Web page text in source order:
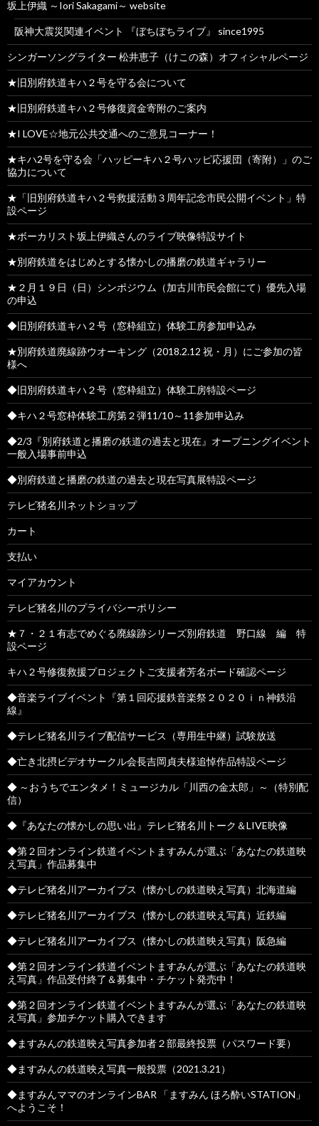
坂上伊織 ～Iori Sakagami～ website
阪神大震災関連イベント 『ぼちぼちライブ』 since1995
シンガーソングライター 松井恵子（けこの森）オフィシャルページ
★旧別府鉄道キハ２号を守る会について
★旧別府鉄道キハ２号修復資金寄附のご案内
★I LOVE☆地元公共交通へのご意見コーナー！
★キハ2号を守る会「ハッピーキハ２号ハッピ応援団（寄附）」のご
協力について
★「旧別府鉄道キハ２号救援活動３周年記念市民公開イベント」特
設ページ
★ボーカリスト坂上伊織さんのライブ映像特設サイト
★別府鉄道をはじめとする懐かしの播磨の鉄道ギャラリー
★２月１９日（日）シンポジウム（加古川市民会館にて）優先入場
の申込
◆旧別府鉄道キハ２号（窓枠組立）体験工房参加申込み
★別府鉄道廃線跡ウオーキング（2018.2.12 祝・月）にご参加の皆
様へ
◆旧別府鉄道キハ２号（窓枠組立）体験工房特設ページ
◆キハ２号窓枠体験工房第２弾11/10～11参加申込み
◆2/3『別府鉄道と播磨の鉄道の過去と現在』オープニングイベント
一般入場事前申込
◆別府鉄道と播磨の鉄道の過去と現在写真展特設ページ
テレビ猪名川ネットショップ
カート
支払い
マイアカウント
テレビ猪名川のプライバシーポリシー
★７・２１有志でめぐる廃線跡シリーズ別府鉄道 野口線 編 特
設ページ
キハ２号修復救援プロジェクトご支援者芳名ボード確認ページ
◆音楽ライブイベント『第１回応援鉄音楽祭２０２０ｉｎ神鉄沿
線』
◆テレビ猪名川ライブ配信サービス（専用生中継）試験放送
◆亡き北摂ビデオサークル会長吉岡貞夫様追悼作品特設ページ
◆ ～おうちでエンタメ！ミュージカル「川西の金太郎」～（特別配
信）
◆『あなたの懐かしの思い出』テレビ猪名川トーク＆LIVE映像
◆第２回オンライン鉄道イベントますみんが選ぶ「あなたの鉄道映
え写真」作品募集中
◆テレビ猪名川アーカイブス（懐かしの鉄道映え写真）北海道編
◆テレビ猪名川アーカイブス（懐かしの鉄道映え写真）近鉄編
◆テレビ猪名川アーカイブス（懐かしの鉄道映え写真）阪急編
◆第２回オンライン鉄道イベントますみんが選ぶ「あなたの鉄道映
え写真」作品受付終了＆募集中・チケット発売中！
◆第２回オンライン鉄道イベントますみんが選ぶ「あなたの鉄道映
え写真」参加チケット購入できます
◆ますみんの鉄道映え写真参加者２部最終投票（パスワード要）
◆ますみんの鉄道映え写真一般投票（2021.3.21）
◆ますみんママのオンラインBAR 「ますみん ほろ酔いSTATION」
へようこそ！